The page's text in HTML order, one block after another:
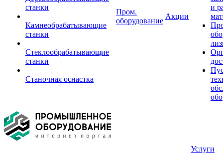
станки
Камнеобрабатывающие
станки
Стеклообрабатывающие
станки
Станочная оснастка
Пром.
оборудование
Акции
и
Услуги